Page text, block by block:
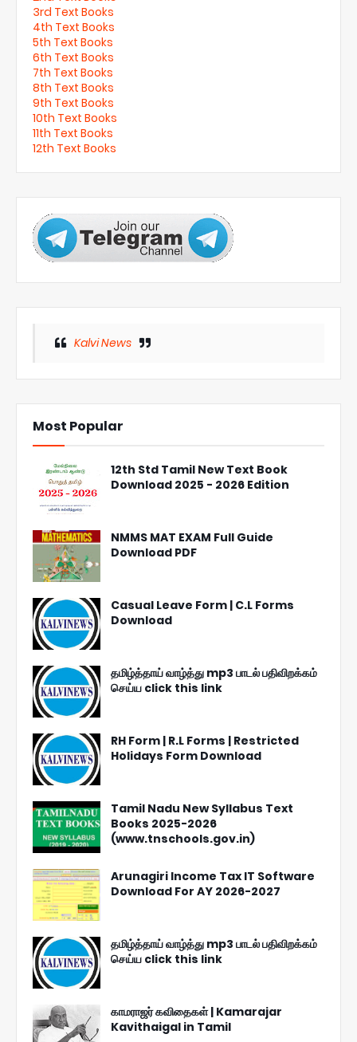
3rd Text Books
4th Text Books
5th Text Books
6th Text Books
7th Text Books
8th Text Books
9th Text Books
10th Text Books
11th Text Books
12th Text Books
Kalvi News
Most Popular
12th Std Tamil New Text Book
Download 2025 - 2026 Edition
NMMS MAT EXAM Full Guide
Download PDF
Casual Leave Form | C.L Forms
Download
தமிழ்த்தாய் வாழ்த்து mp3 பாடல் பதிவிறக்கம்
செய்ய click this link
RH Form | R.L Forms | Restricted
Holidays Form Download
Tamil Nadu New Syllabus Text
Books 2025-2026
(www.tnschools.gov.in)
Arunagiri Income Tax IT Software
Download For AY 2026-2027
தமிழ்த்தாய் வாழ்த்து mp3 பாடல் பதிவிறக்கம்
செய்ய click this link
காமராஜர் கவிதைகள் | Kamarajar
Kavithaigal in Tamil